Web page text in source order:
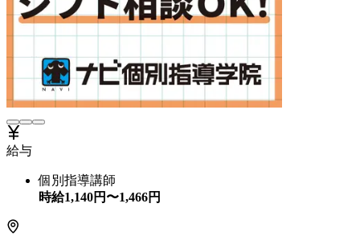
給与
個別指導講師
時給1,140円〜1,466円